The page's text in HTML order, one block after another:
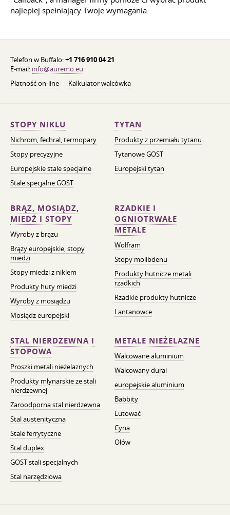
najlepiej spełniający Twoje wymagania.
Telefon w Buffalo:+1 716 910 04 21
E-mail: info@auremo.eu
Płatność on-line
Kalkulator walcówka
STOPY NIKLU
Nichrom, fechral, termopary
Stopy precyzyjne
Europejskie stale specjalne
Stale specjalne GOST
TYTAN
Produkty z przemiału tytanu
Tytanowe GOST
Europejski tytan
BRĄZ, MOSIĄDZ,
MIEDŹ I STOPY
Wyroby z brązu
Brązy europejskie, stopy
miedzi
Stopy miedzi z niklem
Produkty huty miedzi
Wyroby z mosiądzu
Mosiądz europejski
RZADKIE I
OGNIOTRWAŁE
METALE
Wolfram
Stopy molibdenu
Produkty hutnicze metali
rzadkich
Rzadkie produkty hutnicze
Lantanowce
STAL NIERDZEWNA I
STOPOWA
Proszki metali nieżelaznych
Produkty młynarskie ze stali
nierdzewnej
Żaroodporna stal nierdzewna
Stal austenityczna
Stale ferrytyczne
Stal duplex
GOST stali specjalnych
Stal narzędziowa
METALE NIEŻELAZNE
Walcowane aluminium
Walcowany dural
europejskie aluminium
Babbity
Lutować
Cyna
Ołów